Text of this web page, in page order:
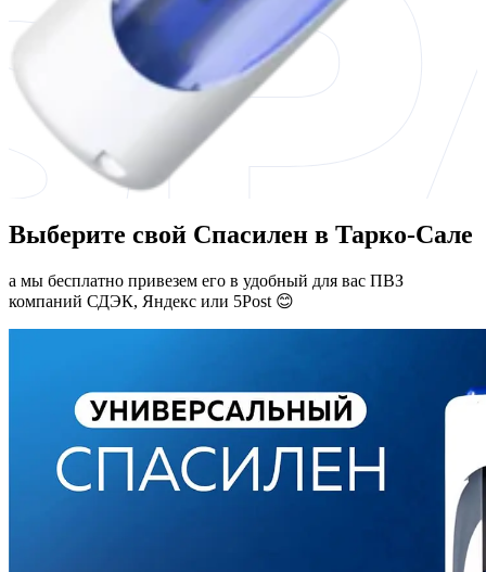
Выберите свой Спасилен в Тарко-Сале
а мы бесплатно привезем его в удобный для вас ПВЗ
компаний СДЭК, Яндекс или 5Post 😊